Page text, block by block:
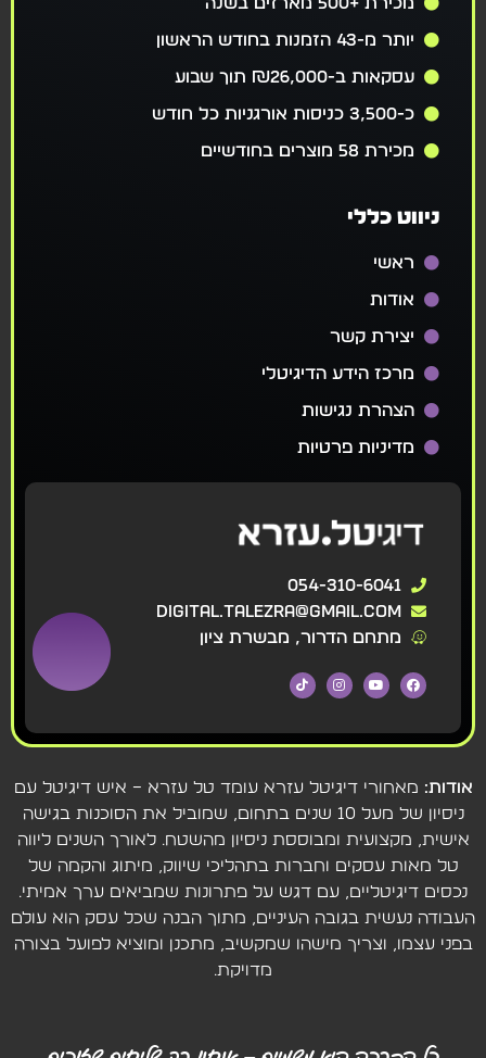
יותר מ-43 הזמנות בחודש הראשון
עסקאות ב-₪26,000 תוך שבוע
כ-3,500 כניסות אורגניות כל חודש
מכירת 58 מוצרים בחודשיים
ניווט כללי
ראשי
אודות
יצירת קשר
מרכז הידע הדיגיטלי
הצהרת נגישות
מדיניות פרטיות
054-310-6041
digital.talezra@gmail.com
מתחם הדרור, מבשרת ציון
אודות: מאחורי דיגיטל עזרא עומד טל עזרא – איש דיגיטל עם
ניסיון של מעל 10 שנים בתחום, שמוביל את הסוכנות בגישה
אישית, מקצועית ומבוססת ניסיון מהשטח. לאורך השנים ליווה
טל מאות עסקים וחברות בתהליכי שיווק, מיתוג והקמה של
נכסים דיגיטליים, עם דגש על פתרונות שמביאים ערך אמיתי.
העבודה נעשית בגובה העיניים, מתוך הבנה שכל עסק הוא עולם
בפני עצמו, וצריך מישהו שמקשיב, מתכנן ומוציא לפועל בצורה
מדויקת.